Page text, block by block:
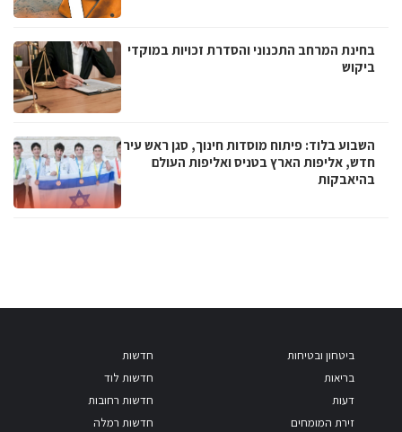
בחינת המרחב התכנוני והסדרת זכויות במוקדי
ביקוש
השבוע בלוד: פיתוח מוסדות חינוך, סגן ראש עיר
חדש, אליפות הארץ בטניס ואליפות העולם
בהיאבקות
ביטחון ובטיחות
בריאות
דעות
זירת המומחים
חדשות
חדשות לוד
חדשות רחובות
חדשות רמלה